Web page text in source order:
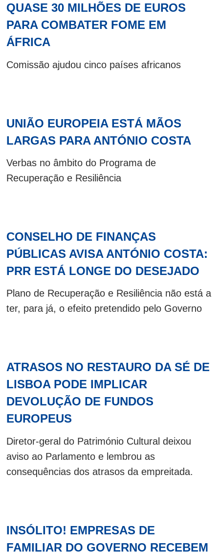
QUASE 30 MILHÕES DE EUROS
PARA COMBATER FOME EM
ÁFRICA
Comissão ajudou cinco países africanos
UNIÃO EUROPEIA ESTÁ MÃOS
LARGAS PARA ANTÓNIO COSTA
Verbas no âmbito do Programa de
Recuperação e Resiliência
CONSELHO DE FINANÇAS
PÚBLICAS AVISA ANTÓNIO COSTA:
PRR ESTÁ LONGE DO DESEJADO
Plano de Recuperação e Resiliência não está a
ter, para já, o efeito pretendido pelo Governo
ATRASOS NO RESTAURO DA SÉ DE
LISBOA PODE IMPLICAR
DEVOLUÇÃO DE FUNDOS
EUROPEUS
Diretor-geral do Património Cultural deixou
aviso ao Parlamento e lembrou as
consequências dos atrasos da empreitada.
INSÓLITO! EMPRESAS DE
FAMILIAR DO GOVERNO RECEBEM